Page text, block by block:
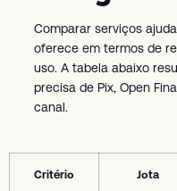
Comparar serviços
oferece em termos de
uso. A tabela abaixo
precisa de Pix, Open
canal.
Critério Jota